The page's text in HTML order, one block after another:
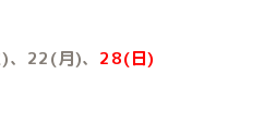
22(月)、 28(日)